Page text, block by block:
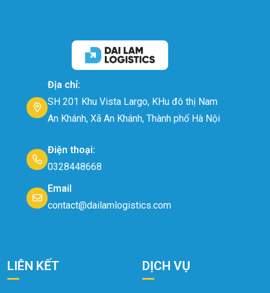
Địa chỉ:
SH 201 Khu Vista Largo, KHu đô thị Nam
An Khánh, Xã An Khánh, Thành phố Hà Nội
Điện thoại:
0328448668
Email
contact@dailamlogistics.com
LIÊN KẾT DỊCH VỤ